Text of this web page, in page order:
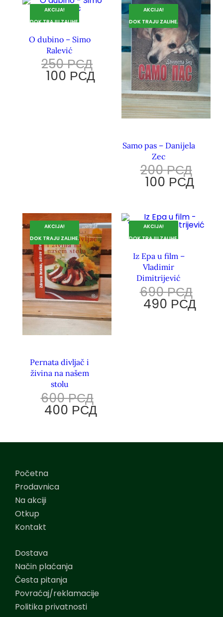
AKCIJA!
DOK TRAJU ZALIHE.
O dubino – Simo
Ralević
250РСД
100 РСД
AKCIJA!
DOK TRAJU ZALIHE.
Samo pas – Danijela
Zec
200РСД
100 РСД
AKCIJA!
DOK TRAJU ZALIHE.
Pernata divljač i
živina na našem
stolu
600РСД
400 РСД
AKCIJA!
DOK TRAJU ZALIHE.
Iz Epa u film –
Vladimir
Dimitrijević
690РСД
490 РСД
Početna
Prodavnica
Na akciji
Otkup
Kontakt
Dostava
Način plaćanja
Česta pitanja
Povraćaj/reklamacije
Politika privatnosti